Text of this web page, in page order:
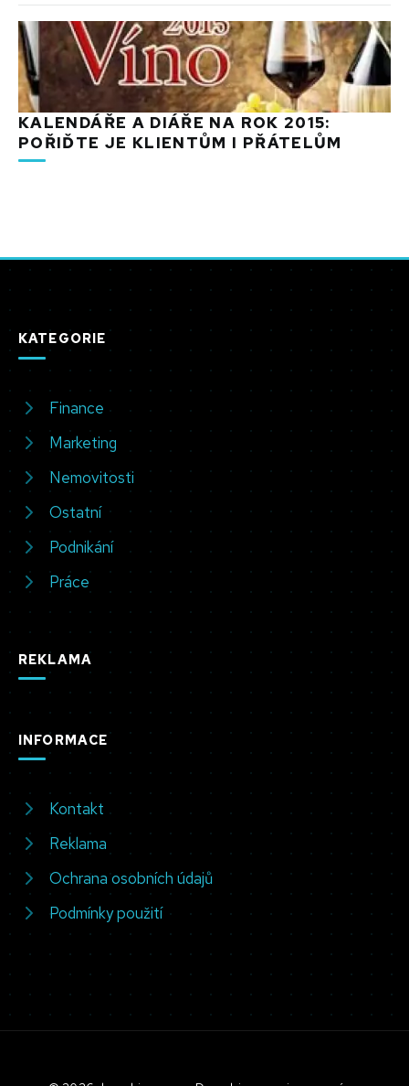
KALENDÁŘE A DIÁŘE NA ROK 2015:
POŘIĎTE JE KLIENTŮM I PŘÁTELŮM
KATEGORIE
Finance
Marketing
Nemovitosti
Ostatní
Podnikání
Práce
REKLAMA
INFORMACE
Kontakt
Reklama
Ochrana osobních údajů
Podmínky použití